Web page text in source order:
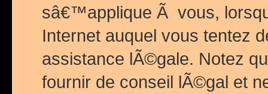
sâ€™applique Ã vous,
Internet auquel vous tentez
assistance lÃ©gale. Notez
fournir de conseil lÃ©gal et